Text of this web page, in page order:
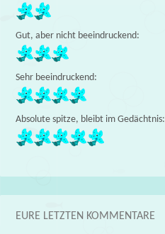
Gut, aber nicht beeindruckend:
Sehr beeindruckend:
Absolute spitze, bleibt im Gedächtnis:
EURE LETZTEN KOMMENTARE